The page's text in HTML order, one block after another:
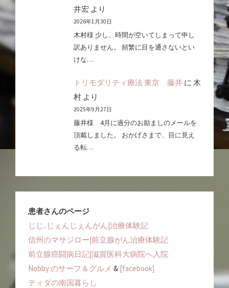
井宏 より
2026年1月30日
木村様 少し、時間が空いてしまって申し
訳ありません。 頻繁に目を通さないとい
けな…
トリモダリティ療法 東京 藤井に 木
村より
2025年9月27日
藤井様 4月に過分のお励ましのメールを
頂戴しました。 おかげさまで、目に見え
る転…
患者さんのページ
じじ..じぇんじぇんがん|治療体験記
信州のマサジロー|前立腺がん治療体験記
前立腺癌闘病日記|滋賀医科大病院へ入院
Nobby のサーフ＆グルメ & [facebook]
ティダの南国暮らし